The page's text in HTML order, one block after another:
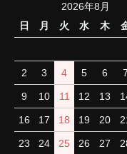
2026年8月
日
月 火 水 木
2 3 4 5 6 7
9 10 11 12 13
16 17 18 19 20
23 24 25 26 27